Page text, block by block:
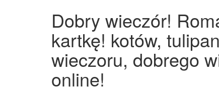
Dobry wieczór!
kartkę! kotów,
wieczoru, dobrego
online!